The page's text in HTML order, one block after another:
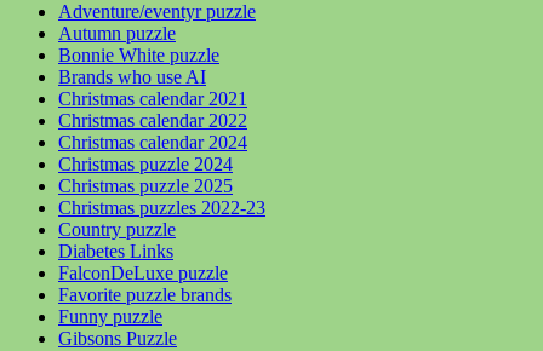
Adventure/eventyr puzzle
Autumn puzzle
Bonnie White puzzle
Brands who use AI
Christmas calendar 2021
Christmas calendar 2022
Christmas calendar 2024
Christmas puzzle 2024
Christmas puzzle 2025
Christmas puzzles 2022-23
Country puzzle
Diabetes Links
FalconDeLuxe puzzle
Favorite puzzle brands
Funny puzzle
Gibsons Puzzle